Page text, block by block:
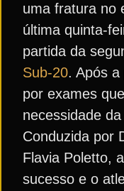
uma fratura no
última quinta-
partida da
Sub-20. Após
por exames
necessidade
Conduzida por
Flavia Poletto,
sucesso e o